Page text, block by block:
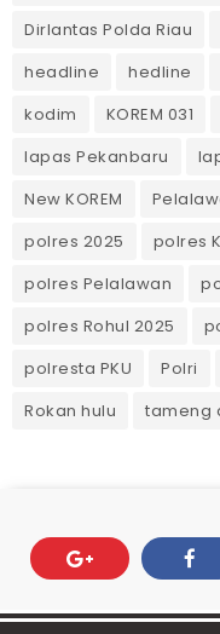
Dirlantas Polda Riau
headline
hedline
kodim
KOREM 031
lapas Pekanbaru
New KOREM
polres 2025
polres
polres Pelalawan
polres Rohul 2025
polresta PKU
Polri
Rokan hulu
tameng